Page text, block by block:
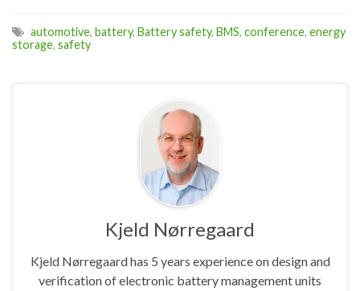
automotive, battery, Battery safety, BMS, conference, energy
storage, safety
Kjeld Nørregaard
Kjeld Nørregaard has 5 years experience on design and
verification of electronic battery management units